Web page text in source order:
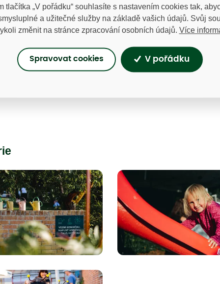
i junioři si u nás mohou uspořádat zahradní oslavu
domluvě s personálem lze připravit narozeninové menu a
To vše, včetně dekorací, zakomponovat do prostoru
tlačítka „V pořádku“ souhlasíte s nastavením cookies tak,
a užitečné služby na základě vašich údajů. Svůj
změnit na stránce zpracování osobních údajů. Více
Spravovat cookies V pořádku